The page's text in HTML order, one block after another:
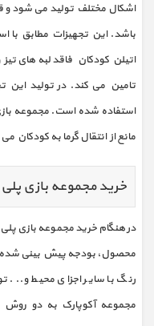
اشکال مختلف تولید می شود و
باشد. این تجهیزات مطابق با
اتیلن کودکان فاقد لبه های
تامین می کند. در تولید این
استفاده شده است. مجموعه
مانع از انتقال گرما به کودکان
خرید مجموعه بازی پلی
در هنگام خرید مجموعه بازی
محصول، بودجه پیش بینی
رنگ با سایر اجزای محیط و...
مجموعه آکوپارک به دو